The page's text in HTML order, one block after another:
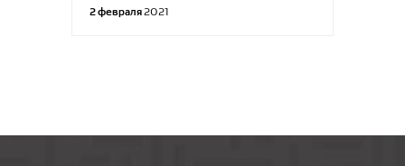
2 февраля2021